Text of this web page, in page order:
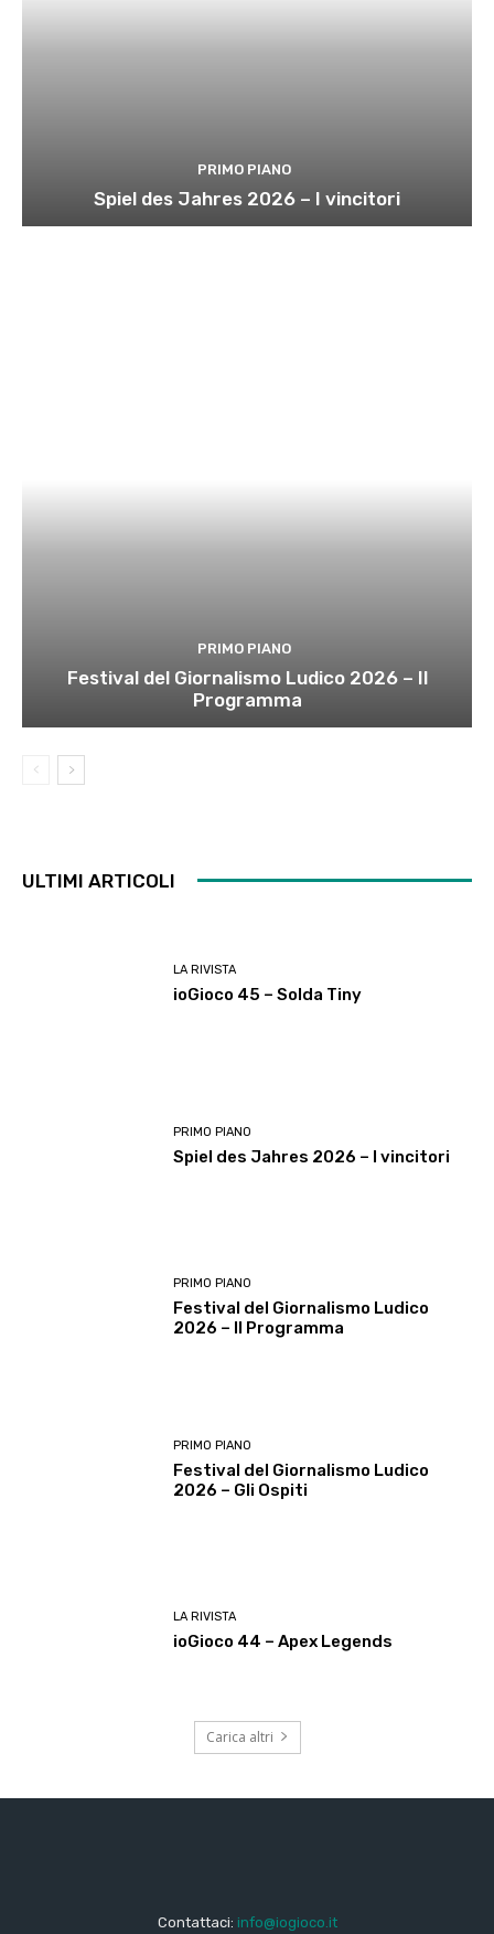
PRIMO PIANO
Spiel des Jahres 2026 – I vincitori
PRIMO PIANO
Festival del Giornalismo Ludico 2026 – Il
Programma
ULTIMI ARTICOLI
LA RIVISTA
ioGioco 45 – Solda Tiny
PRIMO PIANO
Spiel des Jahres 2026 – I vincitori
PRIMO PIANO
Festival del Giornalismo Ludico
2026 – Il Programma
PRIMO PIANO
Festival del Giornalismo Ludico
2026 – Gli Ospiti
LA RIVISTA
ioGioco 44 – Apex Legends
Carica altri
Contattaci: info@iogioco.it